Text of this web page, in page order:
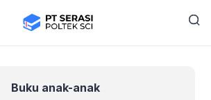
Buku anak-anak